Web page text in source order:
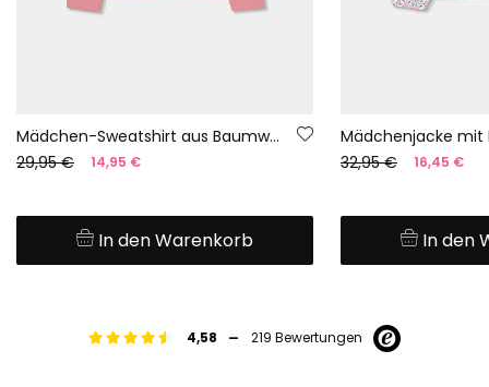
Mädchen-Sweatshirt aus Baumwolle in Lachsfarbe
29,95 €
14,95 €
In den Warenkorb
Mädchenjacke mit
32,95 €
16,45 €
In den
4,58 - 219 Bewertungen